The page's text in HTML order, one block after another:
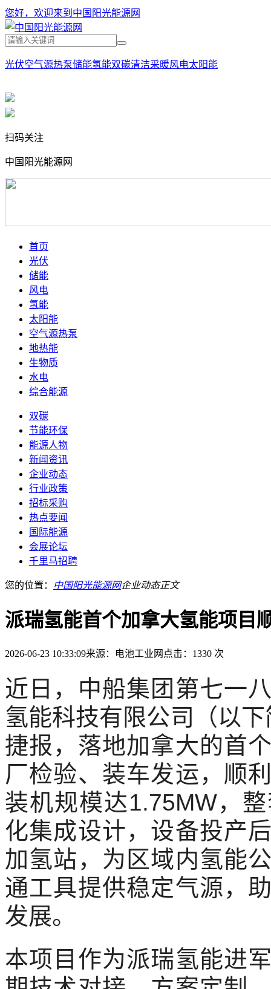
您好，欢迎来到中国阳光能源网
光伏空气源热泵储能氢能双碳清洁采暖风电太阳能
扫码关注
中国阳光能源网
首页
光伏
储能
风电
氢能
太阳能
空气源热泵
地热能
生物质
水电
综合能源
双碳
节能环保
能源人物
新闻资讯
企业动态
行业政策
招标采购
热点要闻
国际能源
会展论坛
千里马招聘
您的位置： 中国阳光能源网企业动态正文
派瑞氢能首个加拿大氢能项目
2026-06-23 10:33:09来源：电池工业网 点击：1330 次
近日，中船集团第七一
氢能科技有限公司（以
捷报，落地加拿大的首
厂检验、装车发运，顺
装机规模达1.75MW，
化集成设计，设备投产
加氢站，为区域内氢能
通工具提供稳定气源，
发展。
本项目作为派瑞氢能进